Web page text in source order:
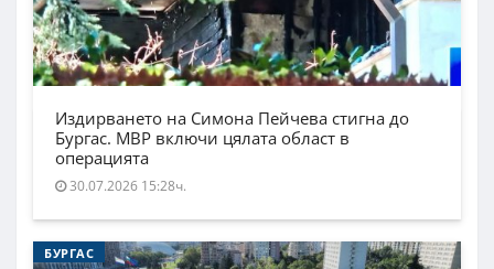
Издирването на Симона Пейчева стигна до
Бургас. МВР включи цялата област в
операцията
30.07.2026 15:28ч.
БУРГАС